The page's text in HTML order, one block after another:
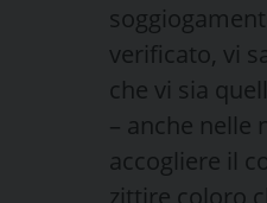
verificato, vi
che vi sia
– anche nelle
accogliere il
zittire coloro